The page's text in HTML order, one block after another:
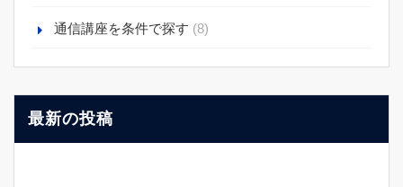
通信講座を条件で探す (8)
最新の投稿